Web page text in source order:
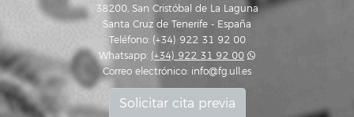
38200, San Cristóbal de La Laguna
Santa Cruz de Tenerife - España
Teléfono: (+34) 922 31 92 00
Whatsapp: (+34) 922 31 92 00
Correo electrónico: info@fg.ull.es
Solicitar cita previa